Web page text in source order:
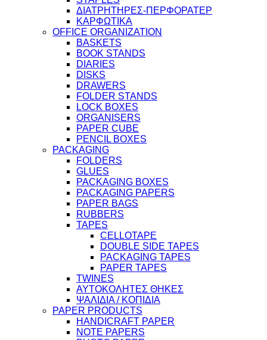
ΔΙΑΤΡΗΤΗΡΕΣ-ΠΕΡΦΟΡΑΤΕΡ
ΚΑΡΦΩΤΙΚΑ
OFFICE ORGANIZATION
BASKETS
BOOK STANDS
DIARIES
DISKS
DRAWERS
FOLDER STANDS
LOCK BOXES
ORGANISERS
PAPER CUBE
PENCIL BOXES
PACKAGING
FOLDERS
GLUES
PACKAGING BOXES
PACKAGING PAPERS
PAPER BAGS
RUBBERS
TAPES
CELLOTAPE
DOUBLE SIDE TAPES
PACKAGING TAPES
PAPER TAPES
TWINES
ΑΥΤΟΚΟΛΗΤΕΣ ΘΗΚΕΣ
ΨΑΛΙΔΙΑ / ΚΟΠΙΔΙΑ
PAPER PRODUCTS
HANDICRAFT PAPER
NOTE PAPERS